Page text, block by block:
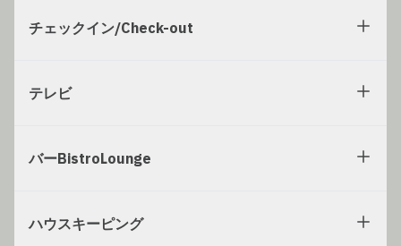
チェックイン/Check-out
テレビ
バーBistroLounge
ハウスキーピング